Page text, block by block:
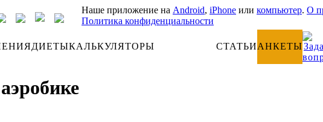
Наше приложение на Android, iPhone или компьютер. О
Политика конфиденциальности
ДИЕТЫКАЛЬКУЛЯТОРЫ СТАТЬИАНКЕТЫ